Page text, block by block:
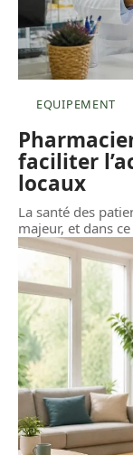
EQUIPEMENT
faciliter
locaux
La santé des
majeur, et dans